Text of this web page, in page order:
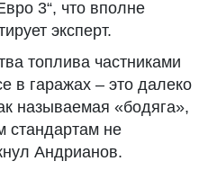
3“, что вполне
эксперт.
топлива частниками
в гаражах – это далеко
называемая «бодяга»,
стандартам не
Андрианов.